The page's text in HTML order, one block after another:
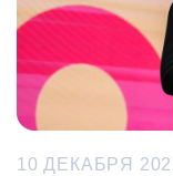
10 ДЕКАБРЯ